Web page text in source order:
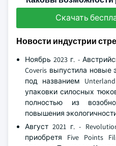
Скачать
Новости индустрии
Ноябрь 2023 г. -
Coveris выпустила новые
под названием
упаковки силосных
полностью из
повышения
Август 2021 г. -
приобретя Five Points